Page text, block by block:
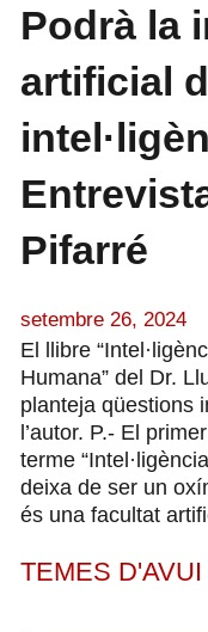
Podrà la
artificial
Pifarré
setembre 26, 2024
El llibre
Humana” del Dr.
planteja qüestions
l’autor. P.- El
terme
deixa de ser un
és una facultat
TEMES D'AVUI